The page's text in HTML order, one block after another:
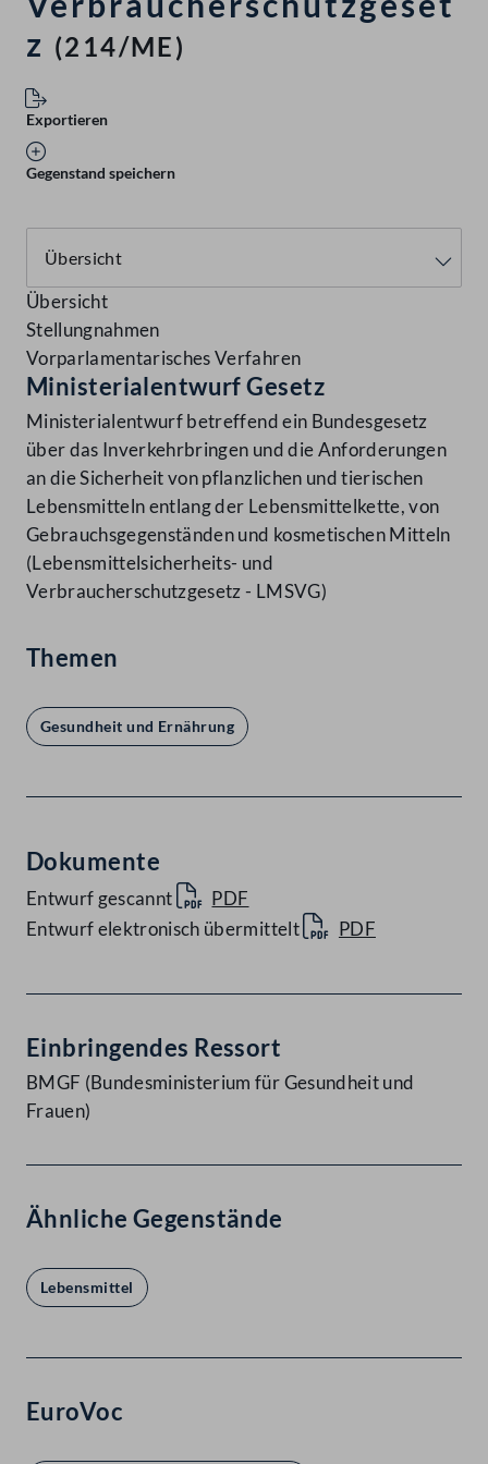
z (214/ME)
Exportieren
Gegenstand speichern
Übersicht
Stellungnahmen
Vorparlamentarisches Verfahren
Ministerialentwurf Gesetz
Ministerialentwurf betreffend ein Bundesgesetz
über das Inverkehrbringen und die Anforderungen
an die Sicherheit von pflanzlichen und tierischen
Lebensmitteln entlang der Lebensmittelkette, von
Gebrauchsgegenständen und kosmetischen Mitteln
(Lebensmittelsicherheits- und
Verbraucherschutzgesetz - LMSVG)
Themen
Gesundheit und Ernährung
Dokumente
Entwurf gescannt
PDF
Entwurf elektronisch übermittelt
PDF
Einbringendes Ressort
BMGF (Bundesministerium für Gesundheit und
Frauen)
Ähnliche Gegenstände
Lebensmittel
EuroVoc